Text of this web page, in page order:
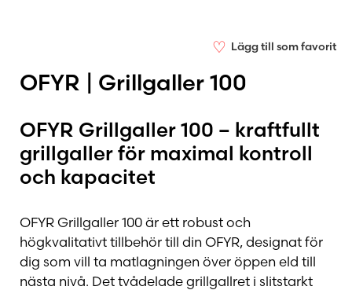
♡ Lägg till som favorit
OFYR | Grillgaller 100
OFYR Grillgaller 100 – kraftfullt
grillgaller för maximal kontroll
och kapacitet
OFYR Grillgaller 100 är ett robust och
högkvalitativt tillbehör till din OFYR, designat för
dig som vill ta matlagningen över öppen eld till
nästa nivå. Det tvådelade grillgallret i slitstarkt